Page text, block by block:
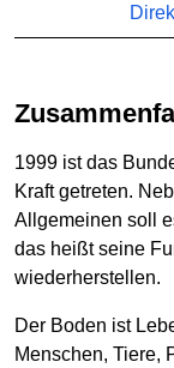
1999 ist das
Kraft getreten.
Allgemeinen soll
das heißt seine
wiederherstellen.
Der Boden ist
Menschen, Tiere,